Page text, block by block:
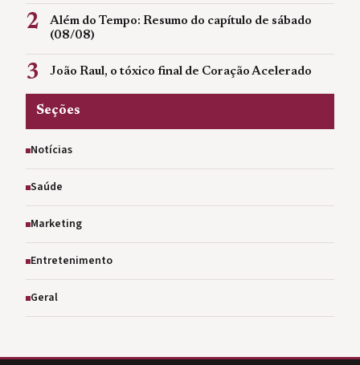
2
Além do Tempo: Resumo do capítulo de sábado
(08/08)
3 João Raul, o tóxico final de Coração Acelerado
Seções
Notícias
Saúde
Marketing
Entretenimento
Geral